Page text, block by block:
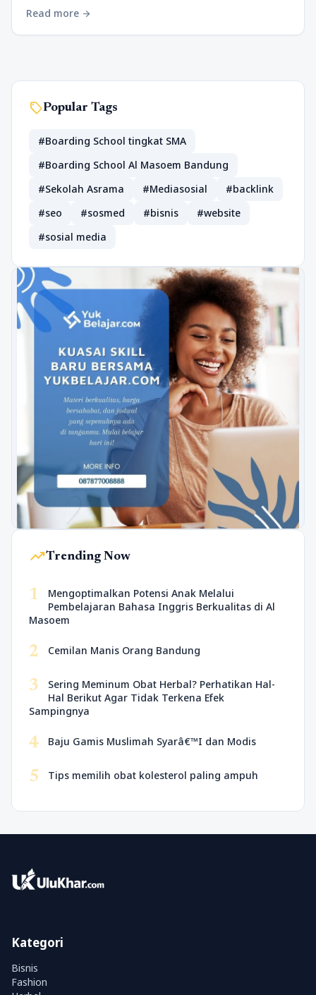
Read more arrow_forward
sellPopular Tags
#Boarding School tingkat SMA
#Boarding School Al Masoem Bandung
#Sekolah Asrama
#Mediasosial
#backlink
#seo
#sosmed #bisnis
#website
#sosial media
trending_upTrending Now
1
Mengoptimalkan Potensi Anak Melalui
Pembelajaran Bahasa Inggris Berkualitas di Al
Masoem
2 Cemilan Manis Orang Bandung
3
Sering Meminum Obat Herbal? Perhatikan Hal-
Hal Berikut Agar Tidak Terkena Efek
Sampingnya
4 Baju Gamis Muslimah Syarâ€™I dan Modis
5 Tips memilih obat kolesterol paling ampuh
Kategori
Bisnis
Fashion